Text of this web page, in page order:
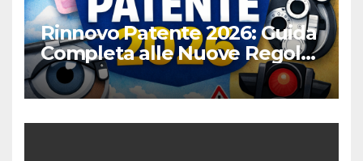
Rinnovo Patente 2026: Guida
Completa alle Nuove Regole,
Digitalizzazione e Costi